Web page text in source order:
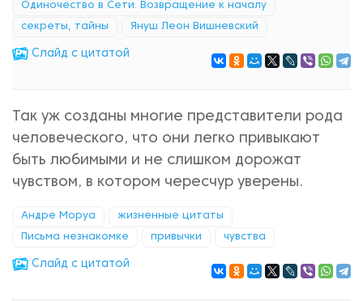
Одиночество в Сети. Возвращение к началу
секреты, тайны Януш Леон Вишневский
Cлайд с цитатой
Так уж созданы многие представители рода
человеческого, что они легко привыкают
быть любимыми и не слишком дорожат
чувством, в котором чересчур уверены.
Андре Моруа жизненные цитаты
Письма незнакомке привычки чувства
Cлайд с цитатой